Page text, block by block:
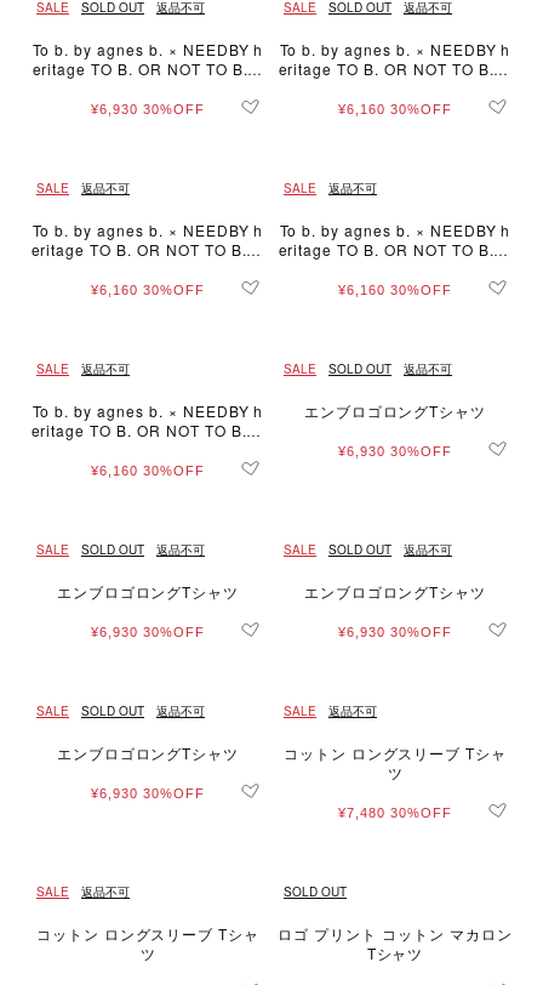
SALE SOLD OUT 返品不可
To b. by agnes b. × NEEDBY h
eritage TO B. OR NOT TO B. B
¥6,930 30%OFF
SALE SOLD OUT 返品不可
To b. by agnes b. × NEEDBY h
eritage TO B. OR NOT TO B. M
¥6,160 30%OFF
SALE 返品不可
To b. by agnes b. × NEEDBY h
eritage TO B. OR NOT TO B. M
¥6,160 30%OFF
SALE 返品不可
To b. by agnes b. × NEEDBY h
eritage TO B. OR NOT TO B. M
¥6,160 30%OFF
SALE 返品不可
To b. by agnes b. × NEEDBY h
eritage TO B. OR NOT TO B. M
¥6,160 30%OFF
SALE SOLD OUT 返品不可
エンブロゴロングTシャツ
¥6,930 30%OFF
SALE SOLD OUT 返品不可
エンブロゴロングTシャツ
¥6,930 30%OFF
SALE SOLD OUT 返品不可
エンブロゴロングTシャツ
¥6,930 30%OFF
SALE SOLD OUT 返品不可
エンブロゴロングTシャツ
¥6,930 30%OFF
SALE 返品不可
コットン ロングスリーブ Tシャ
ツ
¥7,480 30%OFF
SALE 返品不可
コットン ロングスリーブ Tシャ
ツ
SOLD OUT
ロゴ プリント コットン マカロン
Tシャツ